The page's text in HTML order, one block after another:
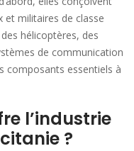
et militaires de classe
hélicoptères, des
de communication
composants essentiels à
l’industrie
?